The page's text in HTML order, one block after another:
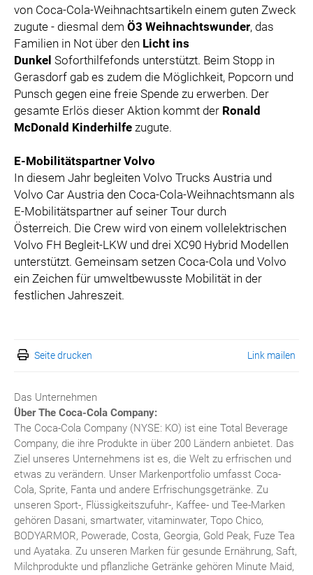
von Coca-Cola-Weihnachtsartikeln einem guten Zweck
zugute - diesmal dem Ö3 Weihnachtswunder, das
Familien in Not über den Licht ins
Dunkel Soforthilfefonds unterstützt. Beim Stopp in
Gerasdorf gab es zudem die Möglichkeit, Popcorn und
Punsch gegen eine freie Spende zu erwerben. Der
gesamte Erlös dieser Aktion kommt der Ronald
McDonald Kinderhilfe zugute.
E-Mobilitätspartner Volvo
In diesem Jahr begleiten Volvo Trucks Austria und
Volvo Car Austria den Coca-Cola-Weihnachtsmann als
E-Mobilitätspartner auf seiner Tour durch
Österreich. Die Crew wird von einem vollelektrischen
Volvo FH Begleit-LKW und drei XC90 Hybrid Modellen
unterstützt. Gemeinsam setzen Coca-Cola und Volvo
ein Zeichen für umweltbewusste Mobilität in der
festlichen Jahreszeit.
Seite drucken Link mailen
Das Unternehmen
Über The Coca-Cola Company:
The Coca-Cola Company (NYSE: KO) ist eine Total Beverage
Company, die ihre Produkte in über 200 Ländern anbietet. Das
Ziel unseres Unternehmens ist es, die Welt zu erfrischen und
etwas zu verändern. Unser Markenportfolio umfasst Coca-
Cola, Sprite, Fanta und andere Erfrischungsgetränke. Zu
unseren Sport-, Flüssigkeitszufuhr-, Kaffee- und Tee-Marken
gehören Dasani, smartwater, vitaminwater, Topo Chico,
BODYARMOR, Powerade, Costa, Georgia, Gold Peak, Fuze Tea
und Ayataka. Zu unseren Marken für gesunde Ernährung, Saft,
Milchprodukte und pflanzliche Getränke gehören Minute Maid,